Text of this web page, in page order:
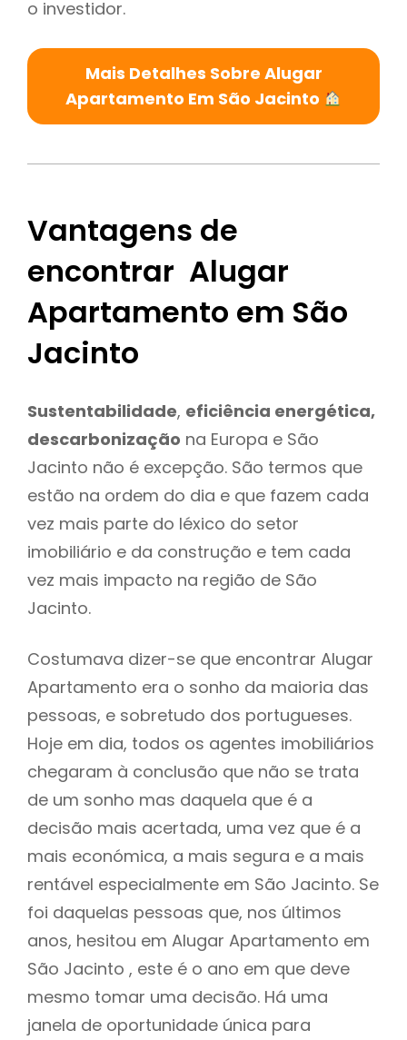
o investidor.
Mais Detalhes Sobre Alugar
Apartamento Em São Jacinto
Vantagens de
encontrar Alugar
Apartamento em São
Jacinto
Sustentabilidade, eficiência energética,
descarbonização na Europa e São
Jacinto não é excepção. São termos que
estão na ordem do dia e que fazem cada
vez mais parte do léxico do setor
imobiliário e da construção e tem cada
vez mais impacto na região de São
Jacinto.
Costumava dizer-se que encontrar Alugar
Apartamento era o sonho da maioria das
pessoas, e sobretudo dos portugueses.
Hoje em dia, todos os agentes imobiliários
chegaram à conclusão que não se trata
de um sonho mas daquela que é a
decisão mais acertada, uma vez que é a
mais económica, a mais segura e a mais
rentável especialmente em São Jacinto. Se
foi daquelas pessoas que, nos últimos
anos, hesitou em Alugar Apartamento em
São Jacinto , este é o ano em que deve
mesmo tomar uma decisão. Há uma
janela de oportunidade única para